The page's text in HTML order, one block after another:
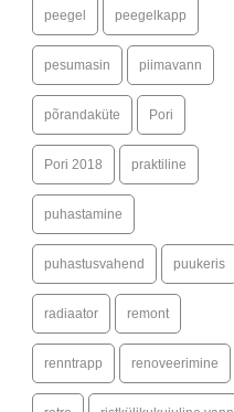
peegel peegelkapp
pesumasin piimavann
põrandaküte Pori
Pori 2018 praktiline
puhastamine
puhastusvahend puukeris
radiaator remont
renntrapp renoveerimine